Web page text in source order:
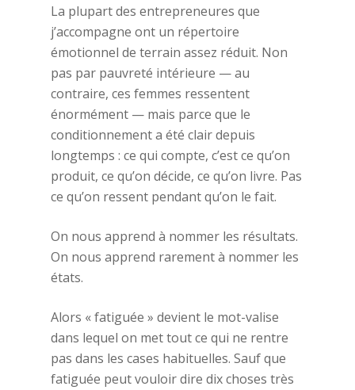
La plupart des entrepreneures que
j’accompagne ont un répertoire
émotionnel de terrain assez réduit. Non
pas par pauvreté intérieure — au
contraire, ces femmes ressentent
énormément — mais parce que le
conditionnement a été clair depuis
longtemps : ce qui compte, c’est ce qu’on
produit, ce qu’on décide, ce qu’on livre. Pas
ce qu’on ressent pendant qu’on le fait.
On nous apprend à nommer les résultats.
On nous apprend rarement à nommer les
états.
Alors « fatiguée » devient le mot-valise
dans lequel on met tout ce qui ne rentre
pas dans les cases habituelles. Sauf que
fatiguée peut vouloir dire dix choses très